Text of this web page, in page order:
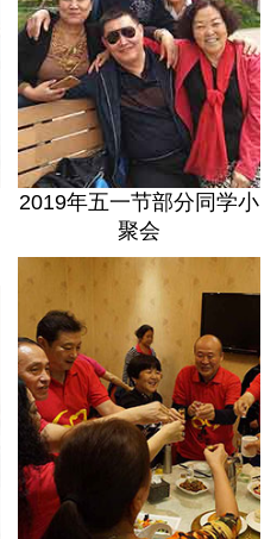
2019年五一节部分同学小
聚会